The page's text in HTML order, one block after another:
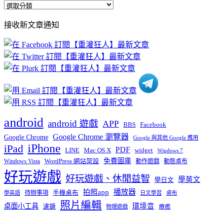
全
文
章
分
類
接收新文章通知
android android 遊戲 APP BBS Facebook
Google Chrome Google Chrome 瀏覽器 Google 與其他 Google 應用
iPad iPhone LINE Mac OS X PDF widget Windows 7
Windows Vista WordPress 網站架設 免費圖庫 動作遊戲 動態桌布
好玩遊戲 好玩遊戲、休閒益智 學日文 學英文
學英語 待辦事項 手機桌布 拍照app 播放器 日文學習 桌布
桌面小工具 濾鏡 照片編輯 物理遊戲 環境音 療癒